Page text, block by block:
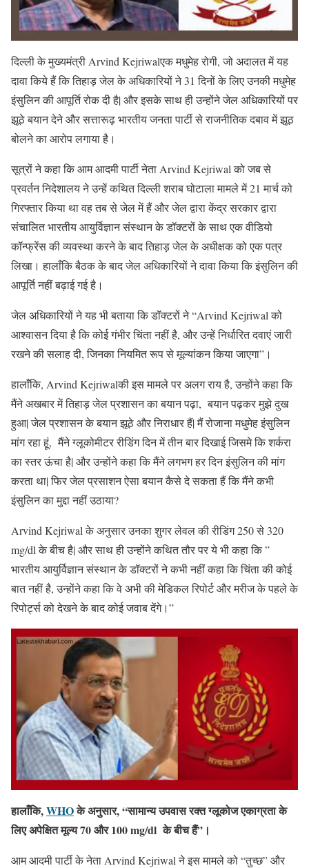
दिल्ली के मुख्यमंत्री Arvind Kejriwalएक मधुमेह रोगी, जो अदालत में यह
दावा किये हैं कि तिहाड़ जेल के अधिकारियों ने 31 दिनों के लिए उनकी मधुमेह
इंसुलिन की आपूर्ति रोक दी है| और इसके साथ ही उन्होंने जेल अधिकारियों पर
झूठे बयान देने और सत्तारूढ़ भारतीय जनता पार्टी से राजनीतिक दबाव में झूठ
बोलने का आरोप लगाया है।
सूत्रों ने कहा कि आम आदमी पार्टी नेता Arvind Kejriwal को जब से
प्रवर्तन निदेशालय ने उन्हें कथित दिल्ली शराब घोटाला मामले में 21 मार्च को
गिरफ्तार किया था वह तब से जेल में हैं और जेल द्वारा केंद्र सरकार द्वारा
संचालित भारतीय आयुर्विज्ञान संस्थान के डॉक्टरों के साथ एक वीडियो
कॉन्फ्रेंस की व्यवस्था करने के बाद तिहाड़ जेल के अधीक्षक को एक पत्र
लिखा। हालाँकि बैठक के बाद जेल अधिकारियों ने दावा किया कि इंसुलिन की
आपूर्ति नहीं बढ़ाई गई है।
जेल अधिकारियों ने यह भी बताया कि डॉक्टरों ने “Arvind Kejriwal को
आश्वासन दिया है कि कोई गंभीर चिंता नहीं है, और उन्हें निर्धारित दवाएं जारी
रखने की सलाह दी, जिनका नियमित रूप से मूल्यांकन किया जाएगा”।
हालाँकि, Arvind Kejriwalकी इस मामले पर अलग राय है, उन्होंने कहा कि
मैंने अखबार में तिहाड़ जेल प्रशासन का बयान पढ़ा, बयान पढ़कर मुझे दुख
हुआ| जेल प्रशासन के बयान झूठे और निराधार हैं| मैं रोजाना मधुमेह इंसुलिन
मांग रहा हूं, मैंने ग्लूकोमीटर रीडिंग दिन में तीन बार दिखाई जिसमे कि शर्करा
का स्तर ऊंचा है| और उन्होंने कहा कि मैंने लगभग हर दिन इंसुलिन की मांग
करता था| फिर जेल प्रसाशन ऐसा बयान कैसे दे सकता हैं कि मैंने कभी
इंसुलिन का मुद्दा नहीं उठाया?
Arvind Kejriwal के अनुसार उनका शुगर लेवल की रीडिंग 250 से 320
mg/dl के बीच है| और साथ ही उन्होंने कथित तौर पर ये भी कहा कि ”
भारतीय आयुर्विज्ञान संस्थान के डॉक्टरों ने कभी नहीं कहा कि चिंता की कोई
बात नहीं है, उन्होंने कहा कि वे अभी की मेडिकल रिपोर्ट और मरीज के पहले के
रिपोर्ट्स को देखने के बाद कोई जवाब देंगे।”
हालाँकि,WHOके अनुसार, “सामान्य उपवास रक्त ग्लूकोज एकाग्रता के
लिए अपेक्षित मूल्य 70 और 100 mg/dl के बीच हैं”।
आम आदमी पार्टी के नेता Arvind Kejriwal ने इस मामले को “तुच्छ” और